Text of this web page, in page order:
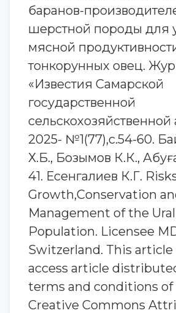
баранов-
шерстной породы для
мясной
тонкорунных овец.
«Известия Самарской
государственной
2025- №1(77),с.54-60.
Х.Б., Бозымов К.К.,
41. Есенгалиев К.Г.
Growth,Conservation
Management of the
Population. Licensee
Switzerland. This article
access article
terms and conditions of
Creative Commons